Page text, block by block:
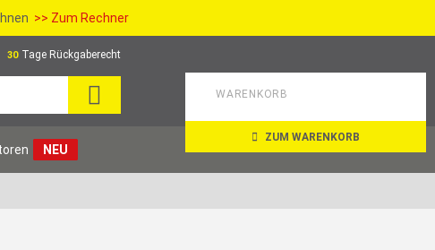
>> Zum Rechner
30 Tage Rückgaberecht
WARENKORB
ZUM WARENKORB
NEU